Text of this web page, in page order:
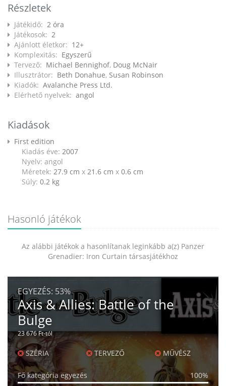
Részletek
Játékidő: 2 óra
Játékosok: 2
Ajánlott életkor: 12+
Komplexitás: Egyszerű
Tervező: Michael Bennighof, Doug McNair
Illusztrátor: Beth Donahue, Susan Robinson
Kiadók: Avalanche Press Ltd.
Elérhető nyelvek: angol
Kiadások
First edition
Kiadás éve: 2007
Nyelv: angol
Méretek: 27.9 cm x 21.6 cm x 0.6 cm
Súly: 0.2 kg
Hasonló játékok
Az alábbi játékok a hasonlítanak leginkább a(z) Panzer
Grenadier: Iron Curtain társasjátékhoz
EGYEZÉS: 53%
Axis & Allies: Battle of the
Bulge
23 676 Ft-tól
SZÉRIA TERVEZŐ MŰVÉSZ
Fő kategória egyezés 100%